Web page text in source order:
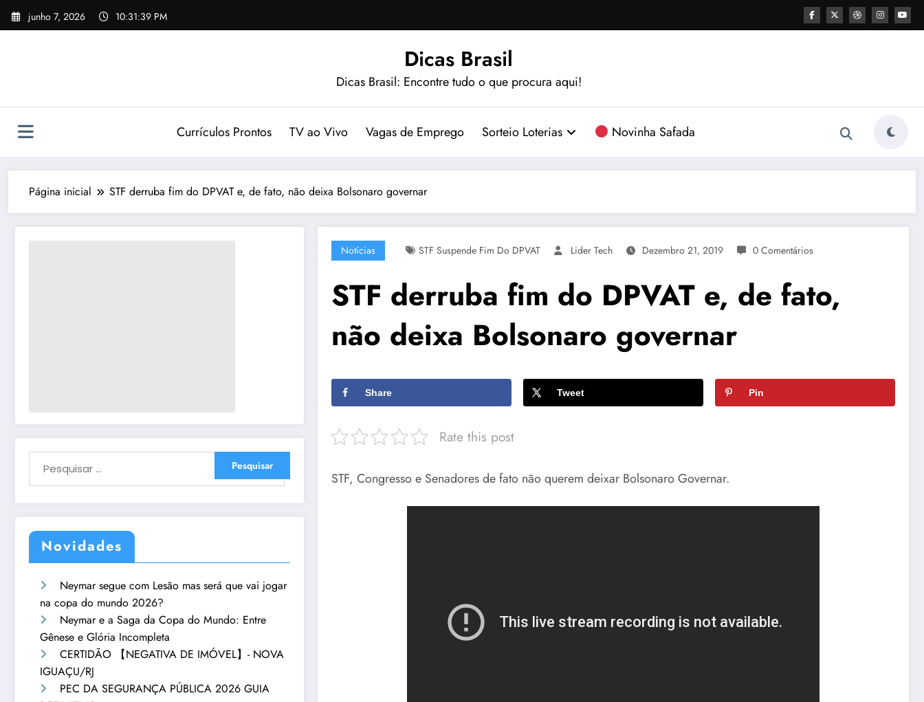
Pular
para
junho 7, 2026 10:31:40 PM
Dicas Brasil
Dicas Brasil: Encontre tudo o que procura aqui!
Currículos Prontos TV ao Vivo Vagas de Emprego Sorteio Loterias Novinha Safada
Página inicial STF derruba fim do DPVAT e, de fato, não deixa Bolsonaro governar
Novidades
Neymar segue com Lesão mas será que vai jogar
na copa do mundo 2026?
Neymar e a Saga da Copa do Mundo: Entre
Gênese e Glória Incompleta
CERTIDÃO 【NEGATIVA DE IMÓVEL】- NOVA
IGUAÇU/RJ
PEC DA SEGURANÇA PÚBLICA 2026 GUIA
Notícias STF Suspende Fim Do DPVAT Lider Tech Dezembro 21, 2019 0 Comentários
STF derruba fim do DPVAT e, de fato,
não deixa Bolsonaro governar
Share Tweet Pin
Rate this post
STF, Congresso e Senadores de fato não querem deixar Bolsonaro Governar.